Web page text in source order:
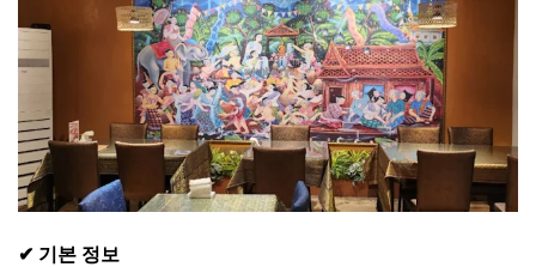
✔ 기본 정보